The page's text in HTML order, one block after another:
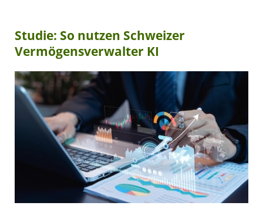
Studie: So nutzen Schweizer
Vermögensverwalter KI